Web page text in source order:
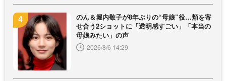
のん＆堀内敬子が8年ぶりの“母娘”役…頬を寄
せ合う2ショットに「透明感すごい」「本当の
母娘みたい」の声
2026/8/6 14:29